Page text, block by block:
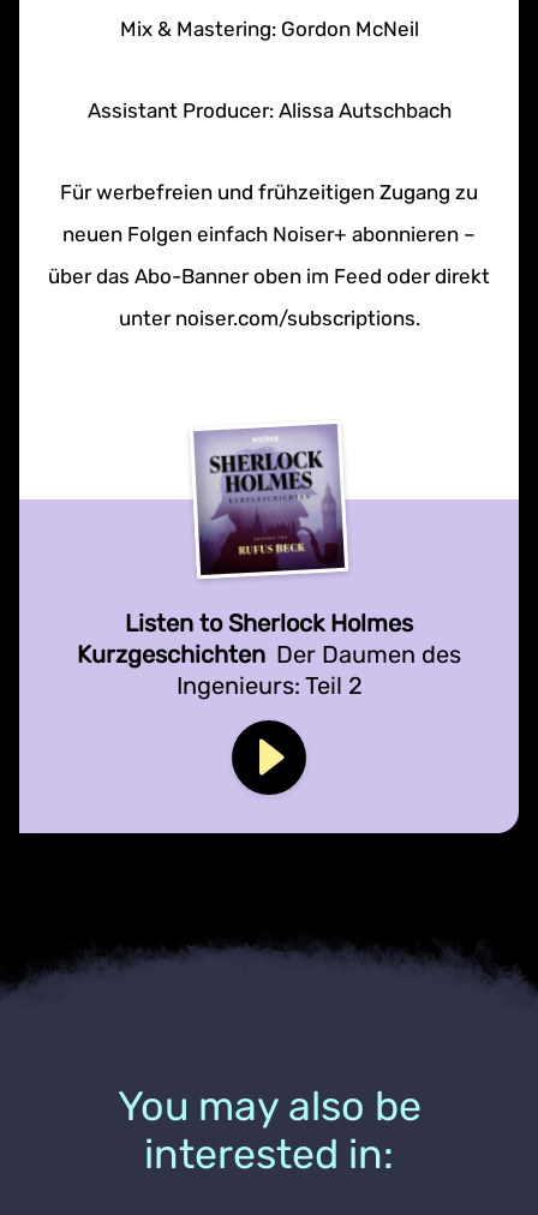
Mix & Mastering: Gordon McNeil
Assistant Producer: Alissa Autschbach
Für werbefreien und frühzeitigen Zugang zu
neuen Folgen einfach Noiser+ abonnieren –
über das Abo-Banner oben im Feed oder direkt
unter noiser.com/subscriptions.
Listen to Sherlock Holmes
Kurzgeschichten Der Daumen des
Ingenieurs: Teil 2
You may also be
interested in: